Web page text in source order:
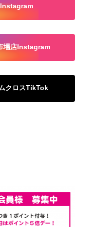
場店Instagram
クロスTikTok